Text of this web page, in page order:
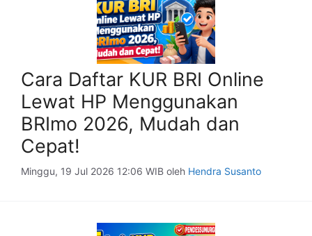
Cara Daftar KUR BRI Online
Lewat HP Menggunakan
BRImo 2026, Mudah dan
Cepat!
Minggu, 19 Jul 2026 12:06 WIB oleh Hendra Susanto